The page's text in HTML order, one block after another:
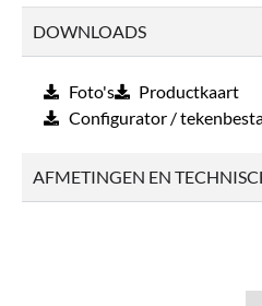
DOWNLOADS
Foto's
Productkaart
Configurator /
AFMETINGEN EN